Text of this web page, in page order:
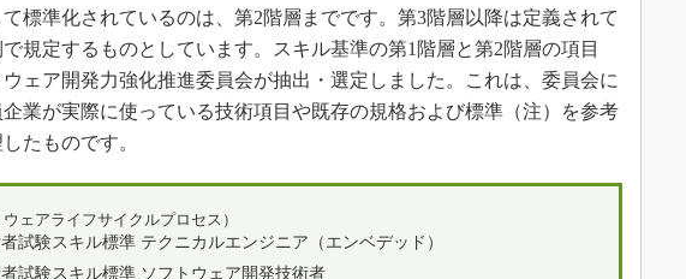
標準化されているのは、第2階層までです。第3階層以降は定義されて
規定するものとしています。スキル基準の第1階層と第2階層の項目
ェア開発力強化推進委員会が抽出・選定しました。これは、委員会に
業が実際に使っている技術項目や既存の規格および標準（注）を参考
たものです。
ウェアライフサイクルプロセス）
試験スキル標準 テクニカルエンジニア（エンベデッド）
試験スキル標準 ソフトウェア開発技術者